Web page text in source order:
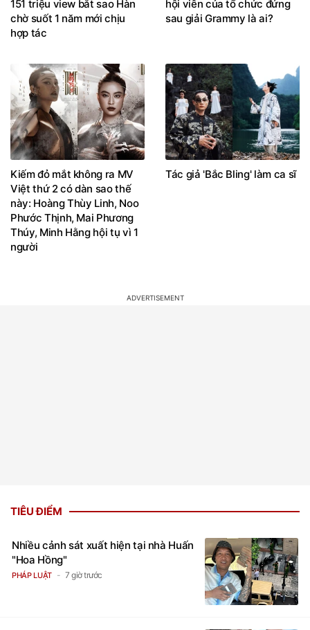
chờ suốt 1 năm mới chịu
hợp tác
sau giải Grammy là ai?
Kiếm đỏ mắt không ra MV
Việt thứ 2 có dàn sao thế
này: Hoàng Thùy Linh, Noo
Phước Thịnh, Mai Phương
Thúy, Minh Hằng hội tụ vì 1
người
Tác giả 'Bắc Bling' làm ca sĩ
"Hoa Hồng"
PHÁP LUẬT 7 giờ trước